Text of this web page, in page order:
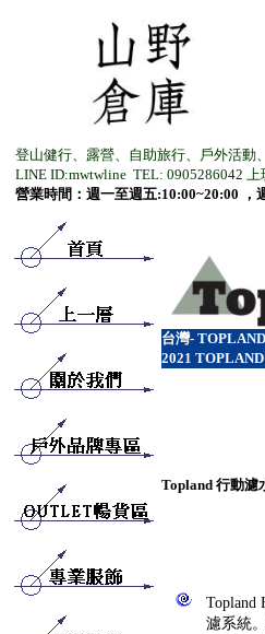
登山健行、露營、自助旅行、戶外活動
LINE ID:mwtwline TEL: 0905286042
營業時間：週一至週五:10:00~20:00 ，
台灣- TOPLAND
2021
Topland 行動
Topland
濾系統